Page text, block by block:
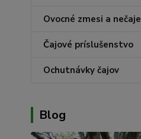
Ovocné zmesi a nečaje
Čajové príslušenstvo
Ochutnávky čajov
Blog